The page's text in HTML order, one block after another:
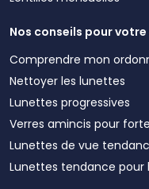
Nos conseils pour
Comprendre mon
Nettoyer les lunettes
Lunettes progressives
Verres amincis pour
Lunettes de vue
Lunettes tendance pour